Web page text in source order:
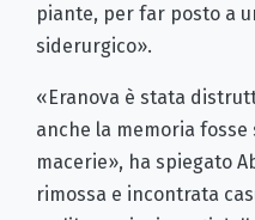
piante, per far posto a
siderurgico».
«Eranova è stata
anche la memoria
macerie», ha spiegato
rimossa e incontrata